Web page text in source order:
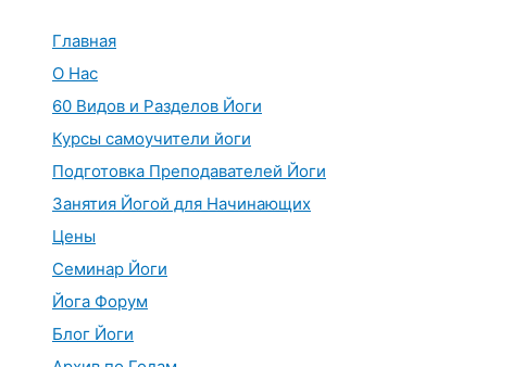
Главная
О Нас
60 Видов и Разделов Йоги
Курсы самоучители йоги
Подготовка Преподавателей Йоги
Занятия Йогой для Начинающих
Цены
Семинар Йоги
Йога Форум
Блог Йоги